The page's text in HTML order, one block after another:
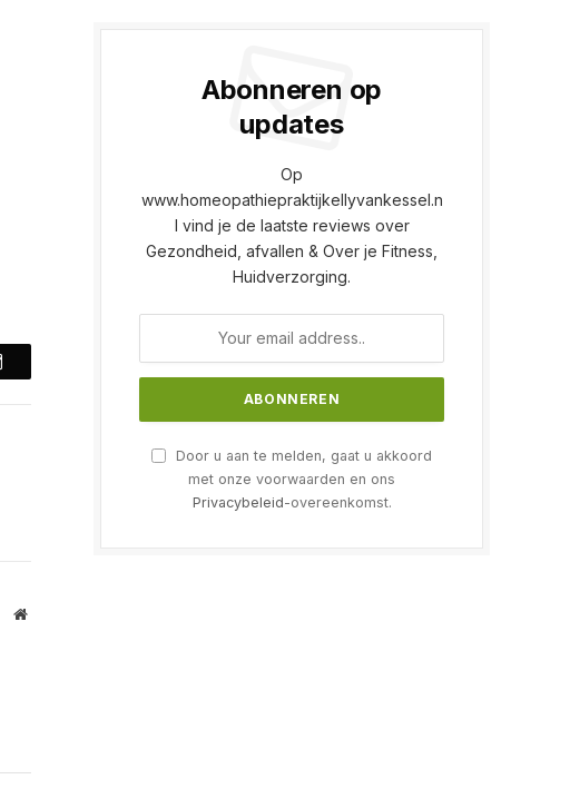
Email
Website
Abonneren op
updates
Op
www.homeopathiepraktijkellyvankessel.n
l vind je de laatste reviews over
Gezondheid, afvallen & Over je Fitness,
Huidverzorging.
Door u aan te melden, gaat u akkoord
met onze voorwaarden en ons
Privacybeleid-overeenkomst.